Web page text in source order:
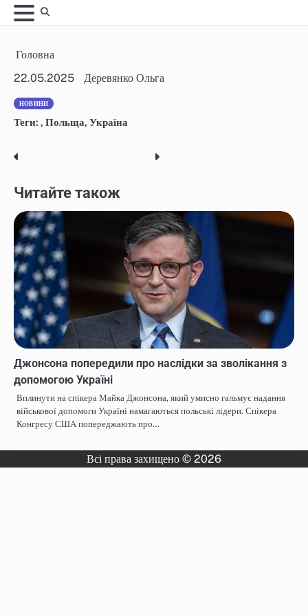
Skip
to
Головна
22.05.2025
Деревянко Ольга
НОВИНИ
Теги: , Польща, Україна
Post
navigation
Читайте також
Джонсона попередили про наслідки за зволікання з
допомогою Україні
Вплинути на спікера Майка Джонсона, який умисно гальмує надання
військової допомоги Україні намагаються польські лідери. Спікера
Конгресу США попереджають про…
Всі права захищено © 2026